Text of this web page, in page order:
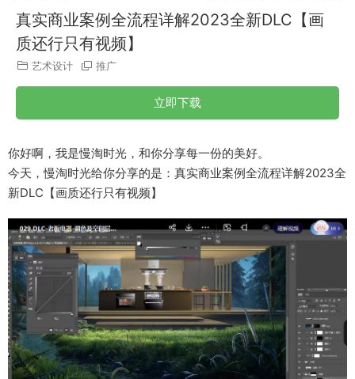
真实商业案例全流程详解2023全新DLC【画
质还行只有视频】
艺术设计 推广
立即下载
你好啊，我是慢淘时光，和你分享每一份的美好。
今天，慢淘时光给你分享的是：真实商业案例全流程详解2023全
新DLC【画质还行只有视频】